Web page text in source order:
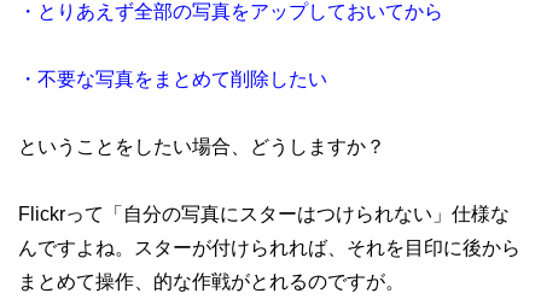
・とりあえず全部の写真をアップしておいてから
・不要な写真をまとめて削除したい
ということをしたい場合、どうしますか？
Flickrって「自分の写真にスターはつけられない」仕様な
んですよね。スターが付けられれば、それを目印に後から
まとめて操作、的な作戦がとれるのですが。